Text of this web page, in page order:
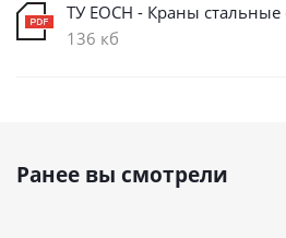
ТУ ЕОСН - Краны стальные
136 кб
Ранее вы смотрели